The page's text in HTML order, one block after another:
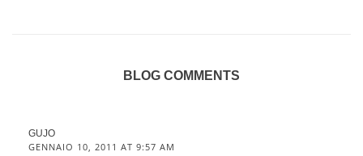
BLOG COMMENTS
GUJO
GENNAIO 10, 2011 AT 9:57 AM